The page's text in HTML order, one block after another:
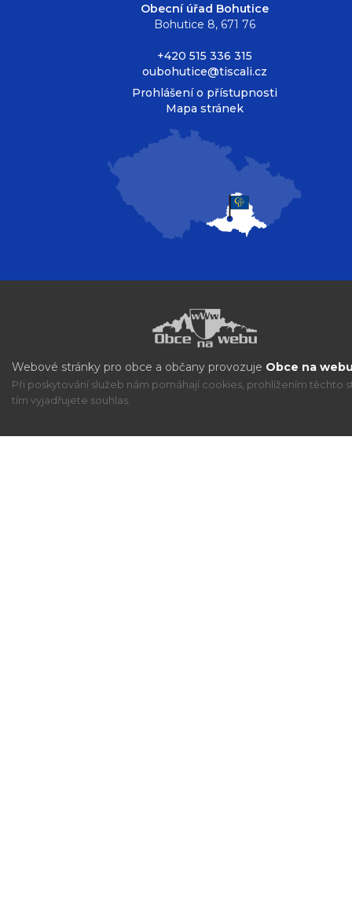
Obecní úřad Bohutice
Bohutice 8, 671 76
+420 515 336 315
oubohutice@tiscali.cz
Prohlášení o přístupnosti
Mapa stránek
Webové stránky pro obce a občany provozuje Obce na
Při poskytování služeb nám pomáhají cookies, prohlížením těchto
tím vyjadřujete souhlas.